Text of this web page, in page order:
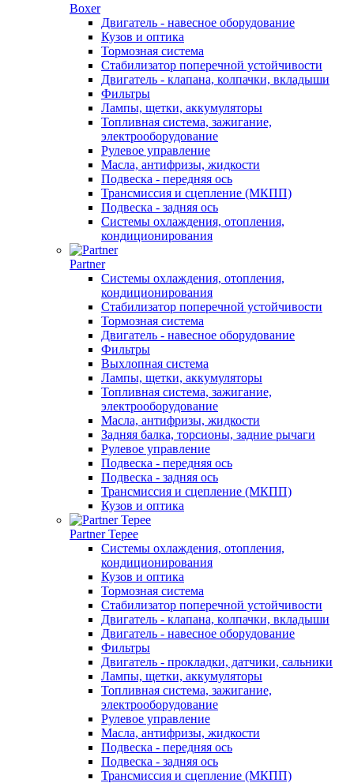
Boxer
Двигатель - навесное оборудование
Кузов и оптика
Тормозная система
Стабилизатор поперечной устойчивости
Двигатель - клапана, колпачки, вкладыши
Фильтры
Лампы, щетки, аккумуляторы
Топливная система, зажигание,
электрооборудование
Рулевое управление
Масла, антифризы, жидкости
Подвеска - передняя ось
Трансмиссия и сцепление (МКПП)
Подвеска - задняя ось
Системы охлаждения, отопления,
кондиционирования
Partner
Системы охлаждения, отопления,
кондиционирования
Стабилизатор поперечной устойчивости
Тормозная система
Двигатель - навесное оборудование
Фильтры
Выхлопная система
Лампы, щетки, аккумуляторы
Топливная система, зажигание,
электрооборудование
Масла, антифризы, жидкости
Задняя балка, торсионы, задние рычаги
Рулевое управление
Подвеска - передняя ось
Подвеска - задняя ось
Трансмиссия и сцепление (МКПП)
Кузов и оптика
Partner Tepee
Системы охлаждения, отопления,
кондиционирования
Кузов и оптика
Тормозная система
Стабилизатор поперечной устойчивости
Двигатель - клапана, колпачки, вкладыши
Двигатель - навесное оборудование
Фильтры
Двигатель - прокладки, датчики, сальники
Лампы, щетки, аккумуляторы
Топливная система, зажигание,
электрооборудование
Рулевое управление
Масла, антифризы, жидкости
Подвеска - передняя ось
Подвеска - задняя ось
Трансмиссия и сцепление (МКПП)